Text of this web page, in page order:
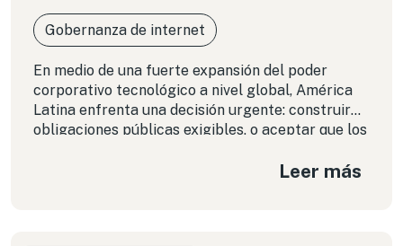
Gobernanza de internet
En medio de una fuerte expansión del poder
corporativo tecnológico a nivel global, América
Latina enfrenta una decisión urgente: construir
obligaciones públicas exigibles, o aceptar que los
Leer más